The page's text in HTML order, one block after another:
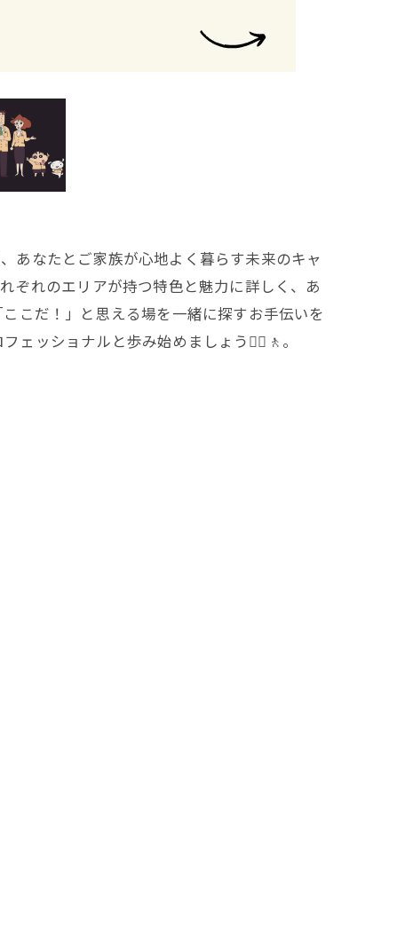
あなたとご家族が心地よく暮らす未来のキャ
ぞれのエリアが持つ特色と魅力に詳しく、あ
こだ！」と思える場を一緒に探すお手伝いを
ッショナルと歩み始めましょう🚶‍♀️🚶。